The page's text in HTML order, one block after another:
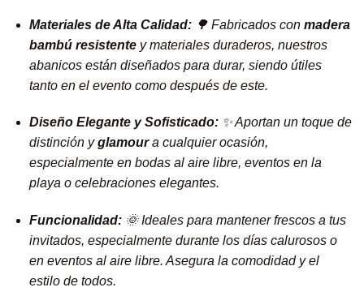
Materiales de Alta Calidad:🌳 Fabricados con madera
bambú resistentey materiales duraderos, nuestros
abanicos están diseñados para durar, siendo útiles
tanto en el evento como después de este.
Diseño Elegante y Sofisticado:✨ Aportan un toque de
distinción yglamoura cualquier ocasión,
especialmente en bodas al aire libre, eventos en la
playa o celebraciones elegantes.
Funcionalidad:🌞 Ideales para mantener frescos a tus
invitados, especialmente durante los días calurosos o
en eventos al aire libre. Asegura la comodidad y el
estilo de todos.